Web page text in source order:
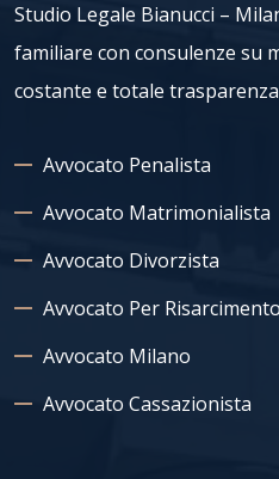
Studio Legale Bianucci –
familiare con consulenze su
costante e totale
Avvocato Penalista
Avvocato Matrimonialista
Avvocato Divorzista
Avvocato Per
Avvocato Milano
Avvocato Cassazionista